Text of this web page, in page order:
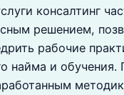
консалтинг
решением,
рабочие
найма и